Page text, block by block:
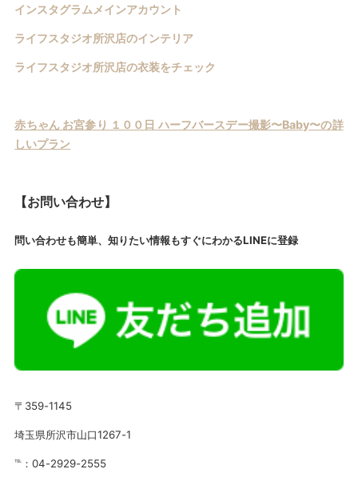
インスタグラムメインアカウント
ライフスタジオ所沢店のインテリア
ライフスタジオ所沢店の衣装をチェック
赤ちゃん お宮参り １００日 ハーフバースデー撮影〜Baby〜の詳
しいプラン
【お問い合わせ】
問い合わせも簡単、知りたい情報もすぐにわかるLINEに登録
〒359-1145
埼玉県所沢市山口1267-1
℡：04-2929-2555